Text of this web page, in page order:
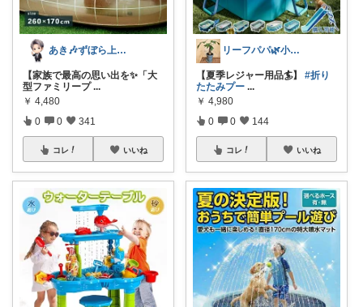
あき🎶ずぼら上等✩日々の楽しみ方
【家族で最高の思い出を✨「大
型ファミリープ ...
￥ 4,480
0 0 341
コレ いいね
リーフパパ🌿小学2年生女の子のパパ
【夏季レジャー用品🏄️】 #折り
たたみプー ...
￥ 4,980
0 0 144
コレ いいね